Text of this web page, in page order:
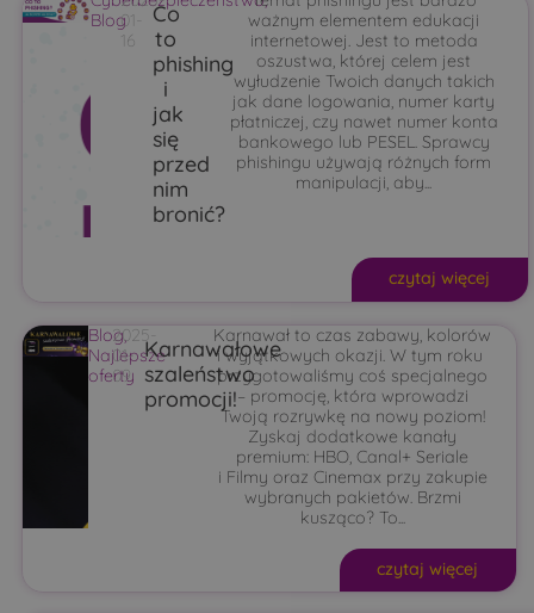
Blog01-
16
Co
to
phishing
i
jak
się
przed
nim
bronić?
ważnym elementem edukacji
internetowej. Jest to metoda
oszustwa, której celem jest
wyłudzenie Twoich danych takich
jak dane logowania, numer karty
płatniczej, czy nawet numer konta
bankowego lub PESEL. Sprawcy
phishingu używają różnych form
manipulacji, aby...
czytaj więcej
Blog
Najlepsze
oferty
2025-
01-
09
Karnawałowe
szaleństwo
promocji!
Karnawał to czas zabawy, kolorów
i wyjątkowych okazji. W tym roku
przygotowaliśmy coś specjalnego
– promocję, która wprowadzi
Twoją rozrywkę na nowy poziom!
Zyskaj dodatkowe kanały
premium: HBO, Canal+ Seriale
i Filmy oraz Cinemax przy zakupie
wybranych pakietów. Brzmi
kusząco? To...
czytaj więcej